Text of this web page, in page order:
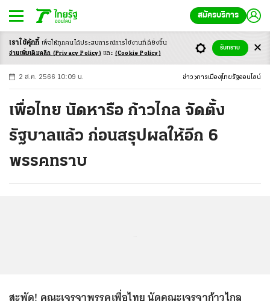
สมัครบริการ
-ก ก ก+
2 ส.ค. 2566 10:09 น. ข่าว การเมือง ไทยรัฐออนไลน์
เพื่อไทย นัดหารือ ก้าวไกล จัดตั้ง
รัฐบาลแล้ว ก่อนสรุปผลให้อีก 6
พรรคทราบ
สะพัด! คณะเจรจาพรรคเพื่อไทย นัดคณะเจรจาก้าวไกล
เราใช้คุ้กกี้ เพื่อให้ทุกคนได้ประสบการณ์การใช้งานที่ดียิ่งขึ้น
อ่านเพิ่มเติมคลิก (Privacy Policy) และ (Cookie Policy)
รับทราบ